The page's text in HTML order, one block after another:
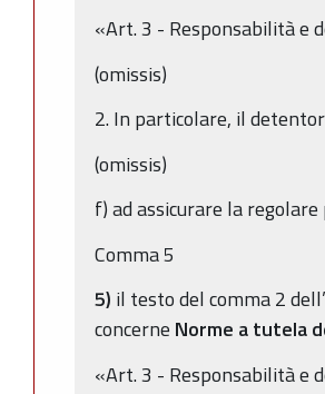
«Art. 3 - Responsabilità e
(omissis)
2. In particolare, il
(omissis)
f) ad assicurare la
Comma 5
5) il testo del comma 2
concerne Norme a tutela
«Art. 3 - Responsabilità e